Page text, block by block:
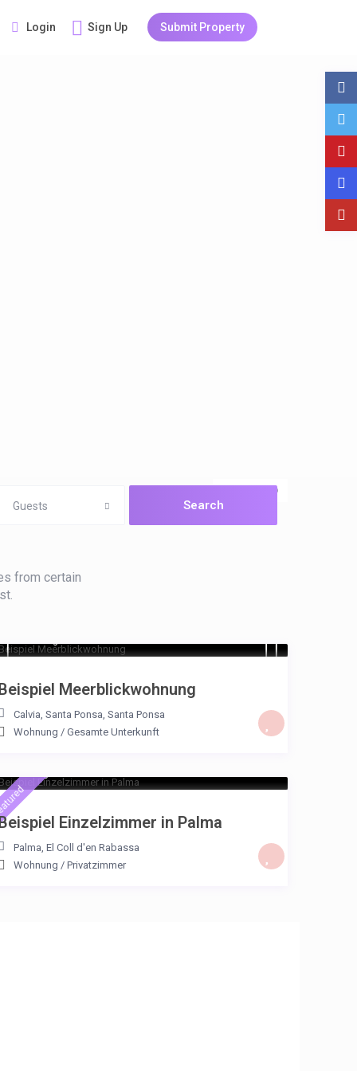
Login Sign Up Submit Property
open map
Guests
from certain
Meerblickwohnung
Calvia, Santa Ponsa, Santa Ponsa
Wohnung / Gesamte Unterkunft
Einzelzimmer in Palma
Palma, El Coll d'en Rabassa
Wohnung / Privatzimmer